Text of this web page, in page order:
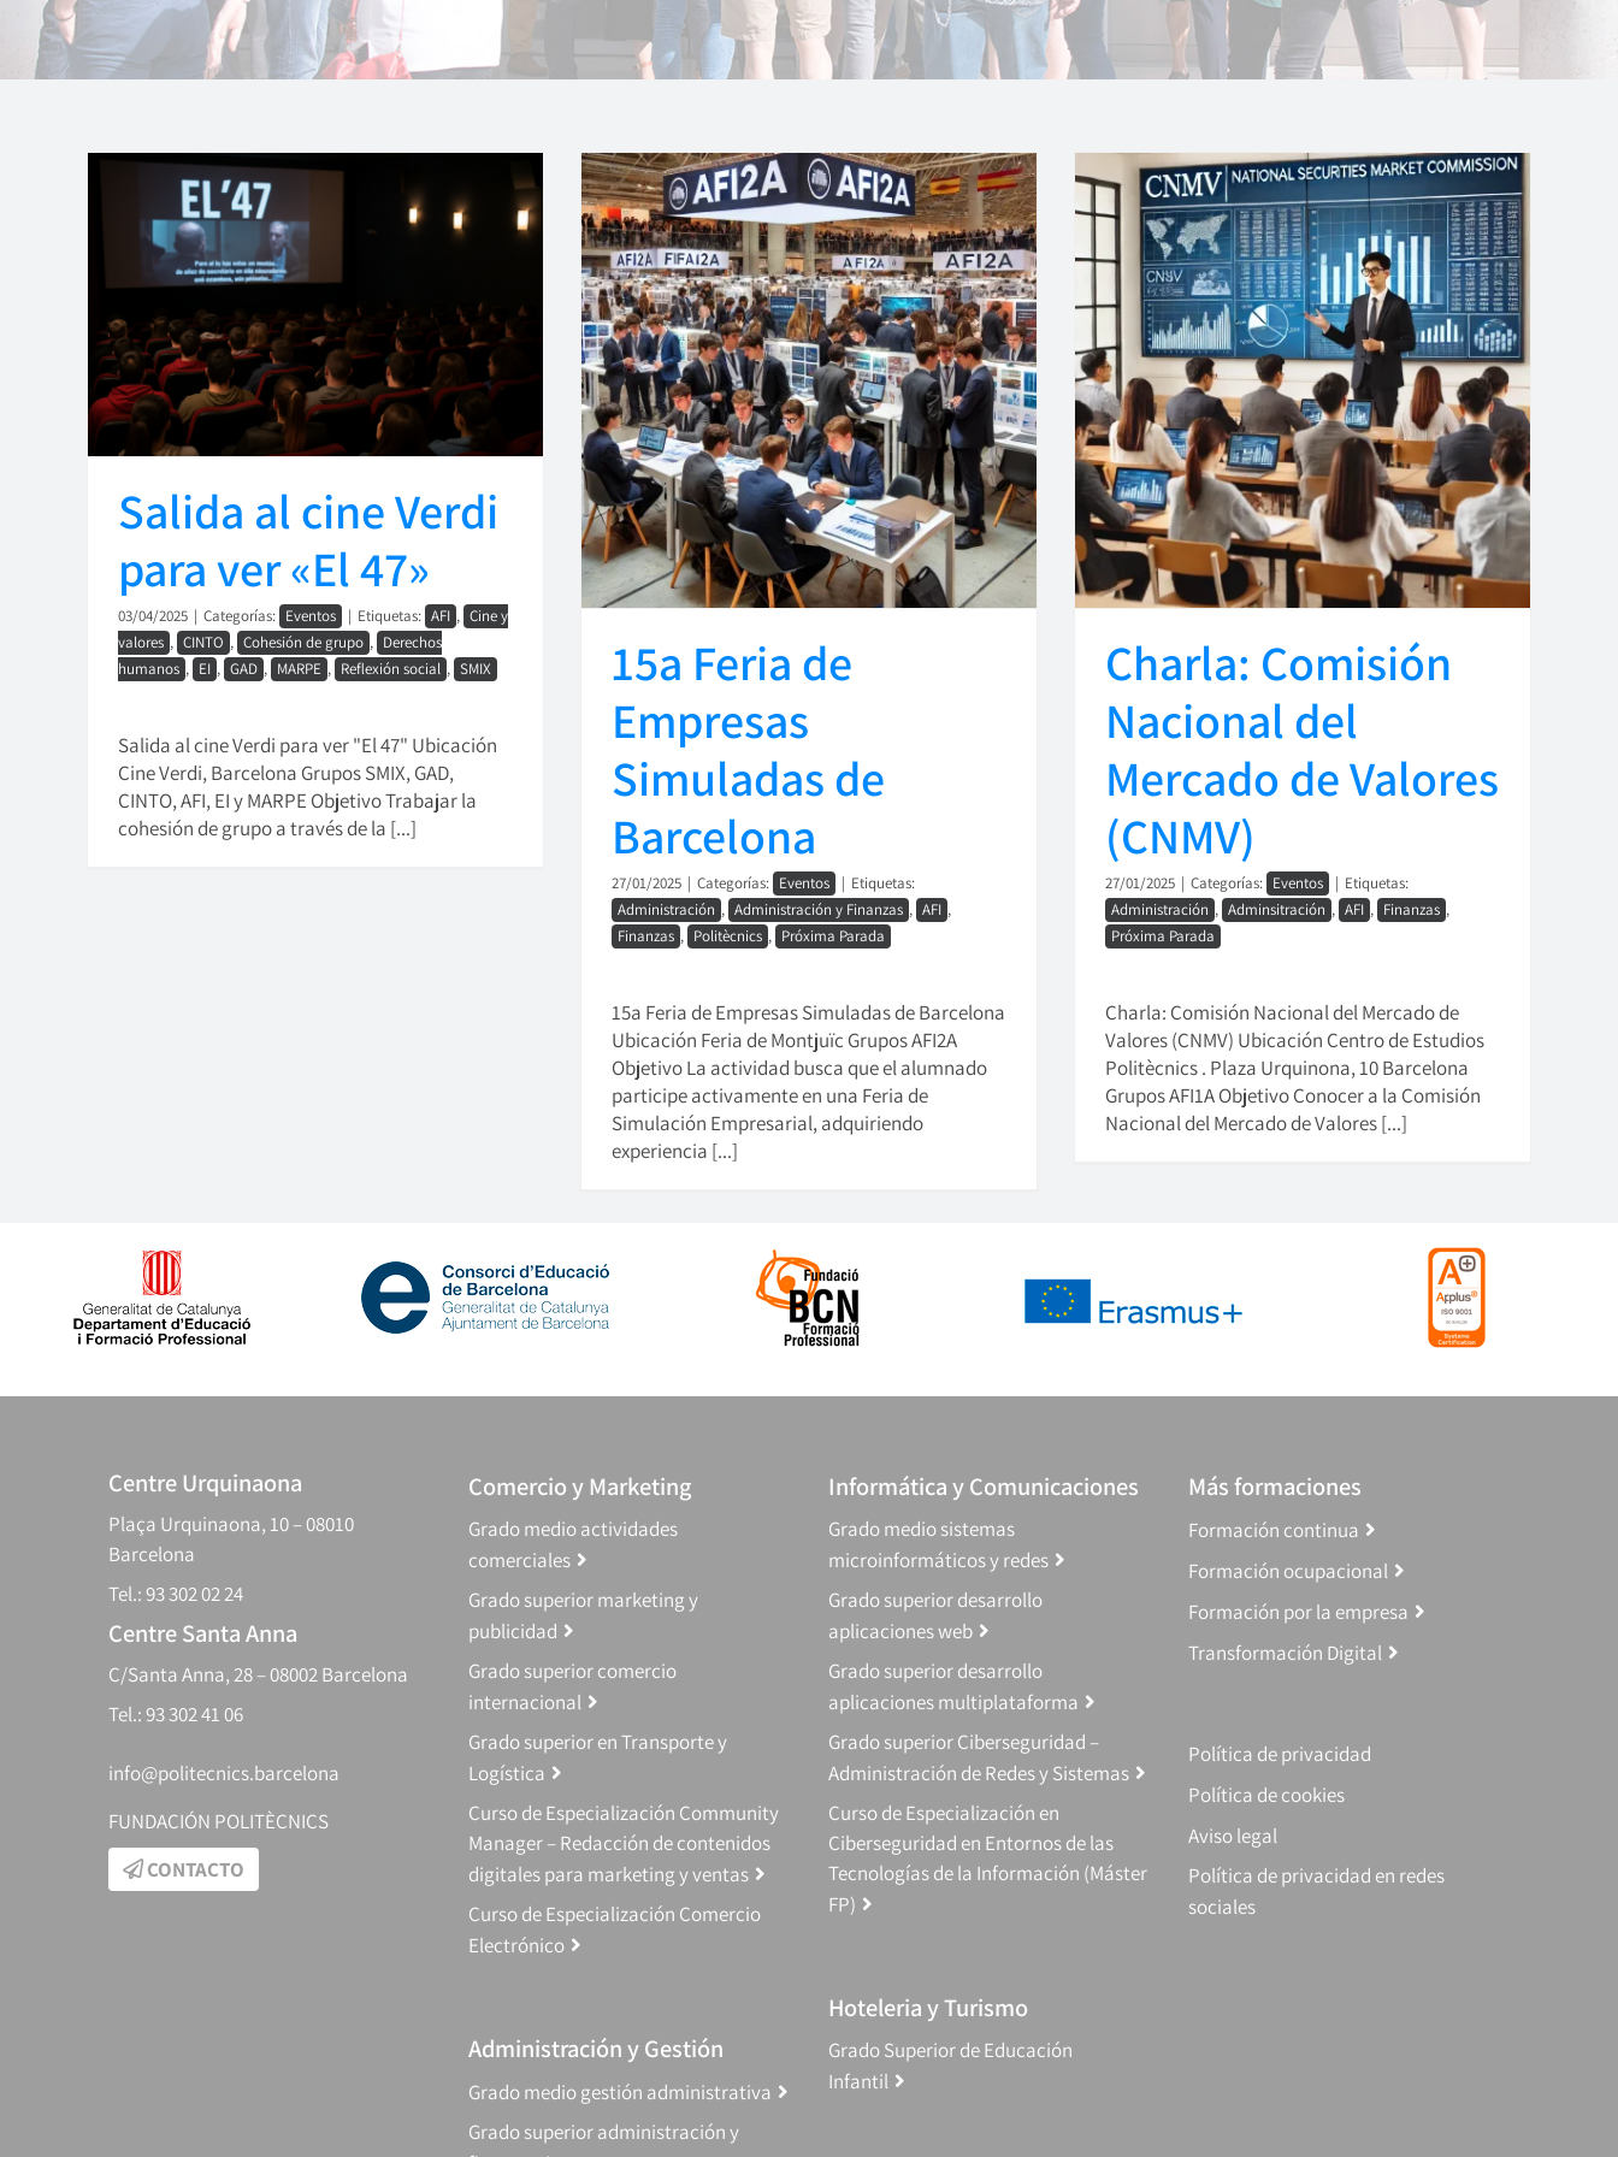
Salida al cine Verdi
para ver «El 47»
03/04/2025 | Categorías: Eventos | Etiquetas: AFI , Cine y
valores , CINTO , Cohesión de grupo , Derechos
humanos , EI , GAD , MARPE , Reflexión social , SMIX
Salida al cine Verdi para ver "El 47" Ubicación
Cine Verdi, Barcelona Grupos SMIX, GAD,
CINTO, AFI, EI y MARPE Objetivo Trabajar la
cohesión de grupo a través de la [...]
15a Feria de
Empresas
Simuladas de
Barcelona
27/01/2025 | Categorías: Eventos | Etiquetas:
Administración , Administración y Finanzas , AFI ,
Finanzas , Politècnics , Próxima Parada
15a Feria de Empresas Simuladas de Barcelona
Ubicación Feria de Montjuïc Grupos AFI2A
Objetivo La actividad busca que el alumnado
participe activamente en una Feria de
Simulación Empresarial, adquiriendo
experiencia [...]
Charla: Comisión
Nacional del
Mercado de Valores
(CNMV)
27/01/2025 | Categorías: Eventos | Etiquetas:
Administración , Adminsitración , AFI , Finanzas ,
Próxima Parada
Charla: Comisión Nacional del Mercado de
Valores (CNMV) Ubicación Centro de Estudios
Politècnics . Plaza Urquinona, 10 Barcelona
Grupos AFI1A Objetivo Conocer a la Comisión
Nacional del Mercado de Valores [...]
Centre Urquinaona
Plaça Urquinaona, 10 – 08010
Barcelona
Tel.: 93 302 02 24
Centre Santa Anna
C/Santa Anna, 28 – 08002 Barcelona
Tel.: 93 302 41 06
info@politecnics.barcelona
FUNDACIÓN POLITÈCNICS
CONTACTO
Comercio y Marketing
Grado medio actividades
comerciales
Grado superior marketing y
publicidad
Grado superior comercio
internacional
Grado superior en Transporte y
Logística
Curso de Especialización Community
Manager – Redacción de contenidos
digitales para marketing y ventas
Curso de Especialización Comercio
Electrónico
Administración y Gestión
Grado medio gestión administrativa
Grado superior administración y
Informática y Comunicaciones
Grado medio sistemas
microinformáticos y redes
Grado superior desarrollo
aplicaciones web
Grado superior desarrollo
aplicaciones multiplataforma
Grado superior Ciberseguridad –
Administración de Redes y Sistemas
Curso de Especialización en
Ciberseguridad en Entornos de las
Tecnologías de la Información (Máster
FP)
Hoteleria y Turismo
Grado Superior de Educación
Infantil
Más formaciones
Formación continua
Formación ocupacional
Formación por la empresa
Transformación Digital
Política de privacidad
Política de cookies
Aviso legal
Política de privacidad en redes
sociales